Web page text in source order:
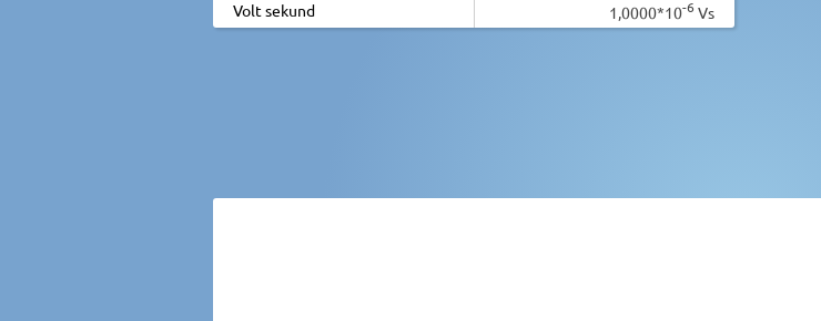
Volt sekund
1,0000*10-6 Vs